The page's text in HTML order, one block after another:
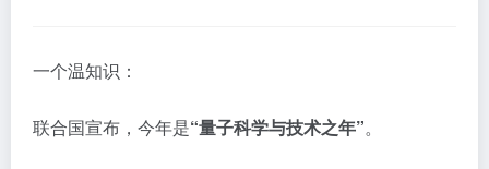
一个温知识：
联合国宣布，今年是“量子科学与技术之年”。